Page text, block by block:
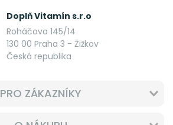
Doplň Vitamín s.r.o
Roháčova 145/14
130 00 Praha 3 - Žižkov
Česká republika
PRO ZÁKAZNÍKY